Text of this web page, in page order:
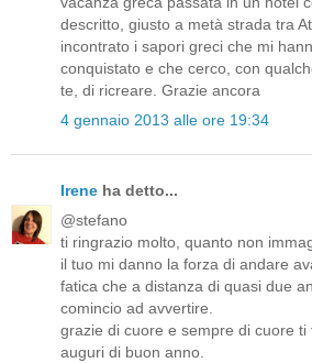
descritto, giusto a metà strada tra
incontrato i sapori greci che mi
conquistato e che cerco, con
te, di ricreare. Grazie ancora
4 gennaio 2013 alle ore 19:34
Irene ha detto...
@stefano
ti ringrazio molto, quanto non
il tuo mi danno la forza di andare
fatica che a distanza di quasi due
comincio ad avvertire.
grazie di cuore e sempre di cuore ti
auguri di buon anno.